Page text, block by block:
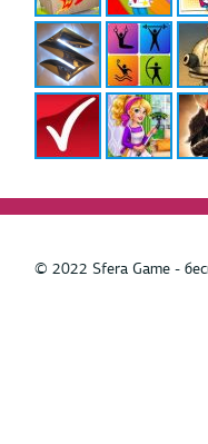
© 2022 Sfera Game -